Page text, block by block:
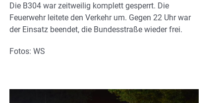
Die B304 war zeitweilig komplett gesperrt. Die
Feuerwehr leitete den Verkehr um. Gegen 22 Uhr war
der Einsatz beendet, die Bundesstraße wieder frei.
Fotos: WS